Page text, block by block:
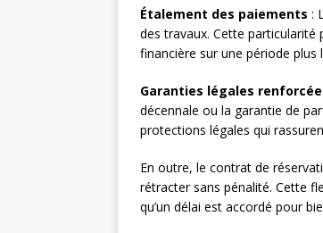
Étalement des paiements :
des travaux. Cette particularité
financière sur une période plus
Garanties légales
décennale ou la garantie de
protections légales qui
En outre, le contrat de
rétracter sans pénalité. Cette
qu’un délai est accordé pour